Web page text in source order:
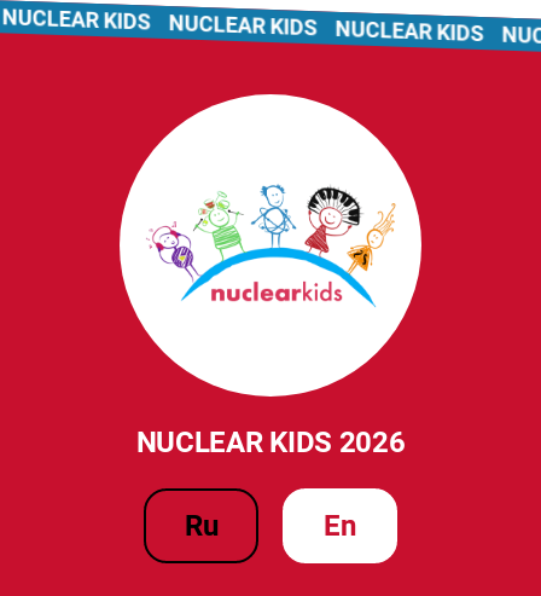
NUCLEAR KIDS 2026
ru en
KIDS NUCLEAR KIDS NUCLEAR KIDS